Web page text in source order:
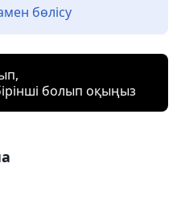
бөлісу
болып оқыңыз